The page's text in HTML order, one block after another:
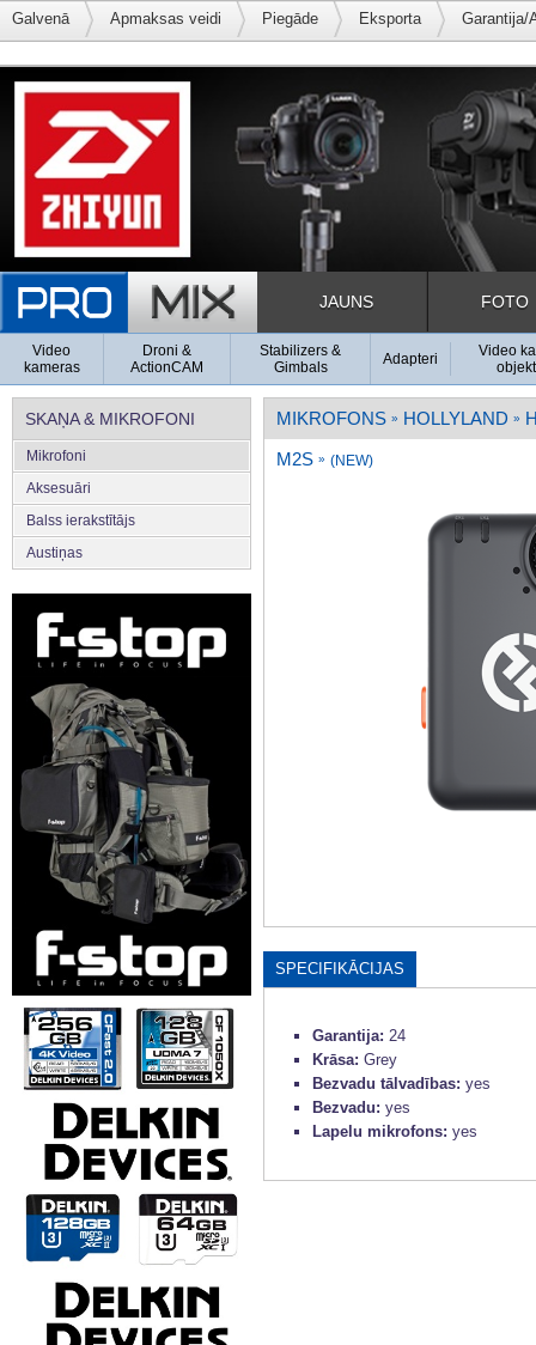
Galvenā Apmaksas veidi Piegāde Eksporta Garantija/
JAUNS FOTO
Video
kameras
Droni &
ActionCAM
Stabilizers &
Gimbals
Adapteri
Video
SKAŅA & MIKROFONI
Mikrofoni
Aksesuāri
Balss ierakstītājs
Austiņas
MIKROFONS » HOLLYLAND »
M2S » (NEW)
SPECIFIKĀCIJAS
Garantija: 24
Krāsa: Grey
Bezvadu tālvadības: yes
Bezvadu: yes
Lapelu mikrofons: yes